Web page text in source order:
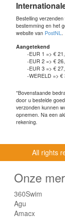
Bestelling
bestemming en het
website van PostNL
Aangetekend
-EUR 1 => €
-EUR 2 => €
-EUR 3 => €
-WERELD => €
*Bovenstaande
door u bestelde
verzonden kunnen
opnemen. Na een
rekening.
All rights
Onze
360Swim
Agu
Amacx